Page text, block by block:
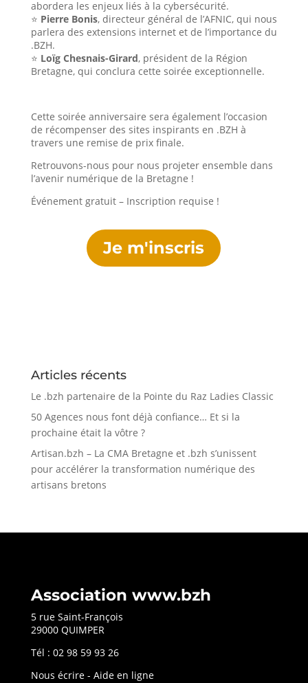
abordera les enjeux liés à la cybersécurité.
⭐ Pierre Bonis, directeur général de l’AFNIC, qui nous
parlera des extensions internet et de l’importance du
.BZH.
⭐ Loïg Chesnais-Girard, président de la Région
Bretagne, qui conclura cette soirée exceptionnelle.
Cette soirée anniversaire sera également l’occasion
de récompenser des sites inspirants en .BZH à
travers une remise de prix finale.
Retrouvons-nous pour nous projeter ensemble dans
l’avenir numérique de la Bretagne !
Événement gratuit – Inscription requise !
Je m'inscris
Articles récents
Le .bzh partenaire de la Pointe du Raz Ladies Classic
50 Agences nous font déjà confiance… Et si la
prochaine était la vôtre ?
Artisan.bzh – La CMA Bretagne et .bzh s’unissent
pour accélérer la transformation numérique des
artisans bretons
Association www.bzh
5 rue Saint-François
29000 QUIMPER
Tél : 02 98 59 93 26
Nous écrire - Aide en ligne